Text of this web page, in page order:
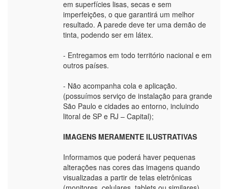
em superfícies lisas, secas e sem
imperfeições, o que garantirá um melhor
resultado. A parede deve ter uma demão de
tinta, podendo ser em látex.
- Entregamos em todo território nacional e em
outros países.
- Não acompanha cola e aplicação.
(possuímos serviço de instalação para grande
São Paulo e cidades ao entorno, incluindo
litoral de SP e RJ – Capital);
IMAGENS MERAMENTE ILUSTRATIVAS
Informamos que poderá haver pequenas
alterações nas cores das imagens quando
visualizadas a partir de telas eletrônicas